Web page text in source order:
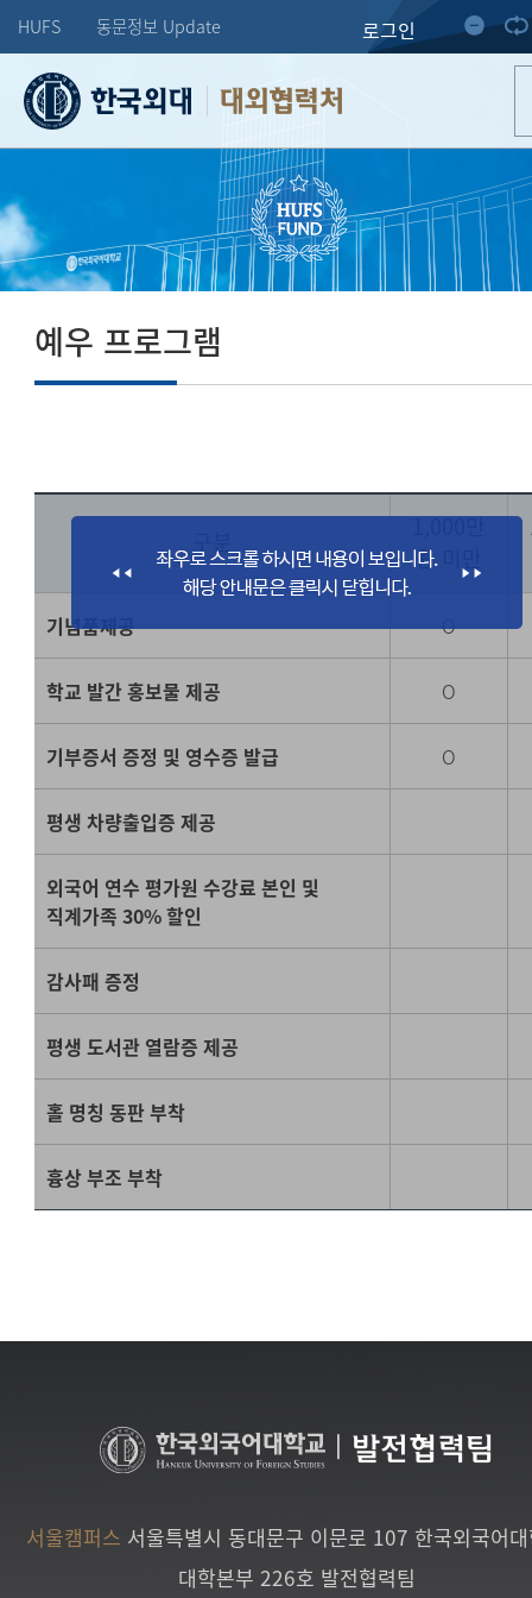
HUFS 동문정보 Update 로그인
대외협력처
예우 프로그램
1,000만
원 미만
기념품제공 O
학교 발간 홍보물 제공 O
기부증서 증정 및 영수증 발급 O
평생 차량출입증 제공
외국어 연수 평가원 수강료 본인 및
직계가족 30% 할인
감사패 증정
평생 도서관 열람증 제공
홀 명칭 동판 부착
흉상 부조 부착
발전협력팀
서울캠퍼스 서울특별시 동대문구 이문로 107 한국외국어
대학본부 226호 발전협력팀